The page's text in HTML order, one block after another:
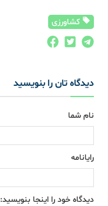
کشاورزی
دیدگاه تان را بنویسید
نام شما
رایانامه
دیدگاه خود را اینجا بنویسید: